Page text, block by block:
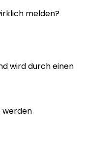
melden?
wird durch einen
werden